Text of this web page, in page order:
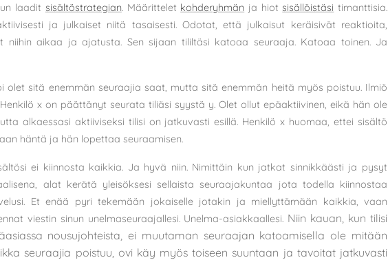
laadit sisältöstrategian. Määrittelet kohderyhmän ja hiotsisällöistäsi timanttisia.
ja julkaiset niitä tasaisesti. Odotat, että julkaisut keräisivät reaktioita,
niihin aikaa ja ajatusta. Sen sijaan tililtäsi katoaa seuraaja. Katoaa toinen. Ja
olet sitä enemmän seuraajia saat, mutta sitä enemmän heitä myös poistuu. Ilmiö
x on päättänyt seurata tiliäsi syystä y. Olet ollut epäaktiivinen, eikä hän ole
alkaessasi aktiiviseksi tilisi on jatkuvasti esillä. Henkilö x huomaa, ettei sisältö
häntä ja hän lopettaa seuraamisen.
ei kiinnosta kaikkia. Ja hyvä niin. Nimittäin kun jatkat sinnikkäästi ja pysyt
alat kerätä yleisöksesi sellaista seuraajakuntaa jota todella kiinnostaa
Et enää pyri tekemään jokaiselle jotakin ja miellyttämään kaikkia, vaan
viestin sinun unelmaseuraajallesi. Unelma-asiakkaallesi. Niin kauan, kun tilisi
nousujohteista, ei muutaman seuraajan katoamisella ole mitään
seuraajia poistuu, ovi käy myös toiseen suuntaan ja tavoitat jatkuvasti